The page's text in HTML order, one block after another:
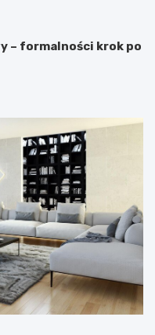
– formalności krok po